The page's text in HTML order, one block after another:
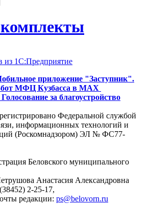
из 1С:Предприятие
приложение "Заступник".
МФЦ Кузбасса в MAX
Голосование за благоустройство
Федеральной службой
информационных технологий и
(Роскомнадзором) ЭЛ № ФС77-
Беловского муниципального
Анастасия Александровна
2-25-17,
редакции: ps@belovorn.ru